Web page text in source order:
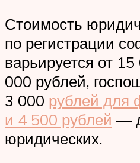
Стоимость
по регистрации
варьируется от
000 рублей,
3 000 рублей для
и 4 500 рублей —
юридических.